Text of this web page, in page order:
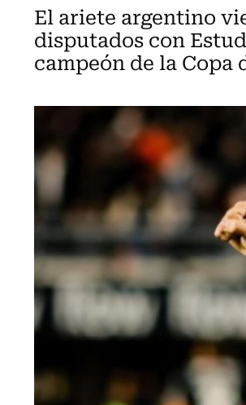
El ariete argentino
disputados con
campeón de la Copa